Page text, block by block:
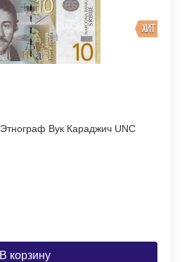
ХИТ
Сербия 10 динар 2013 Этнограф Вук Караджич UNC
В корзину